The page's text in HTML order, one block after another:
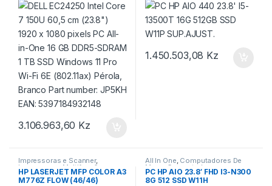
GB DDR5-SDRAM 1 TB SSD
Windows 11 Pro Wi-Fi 6E
(802.11ax) Pérola, Branco
Part number: JP5KH EAN:
5397184932148
3.106.963,60 Kz
1.450.503,08 Kz
Impressoras e Scanner,
Impressoras Multifunções,
informática,Jacto de Tinta e
Lasers
HP LASERJET MFP COLOR A3
M776Z FLOW (46/46)
All In One, Computadores De
Mesa, Computadores e
Monitores
PC HP AIO 23.8′ FHD I3-N300
8G 512 SSD W11H